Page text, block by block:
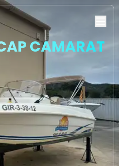
CAMARAT